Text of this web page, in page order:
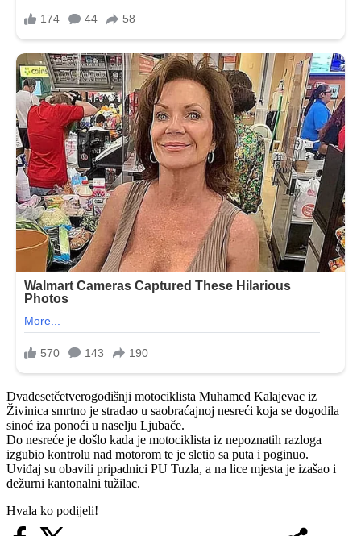
Dvadesetčetverogodišnji motociklista Muhamed Kalajevac iz
Živinica smrtno je stradao u saobraćajnoj nesreći koja se dogodila
sinoć iza ponoći u naselju Ljubače.
Do nesreće je došlo kada je motociklista iz nepoznatih razloga
izgubio kontrolu nad motorom te je sletio sa puta i poginuo.
Uviđaj su obavili pripadnici PU Tuzla, a na lice mjesta je izašao i
dežurni kantonalni tužilac.
Hvala ko podijeli!